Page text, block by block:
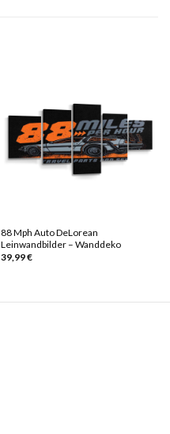
88 Mph Auto DeLorean
Leinwandbilder – Wanddeko
39,99€